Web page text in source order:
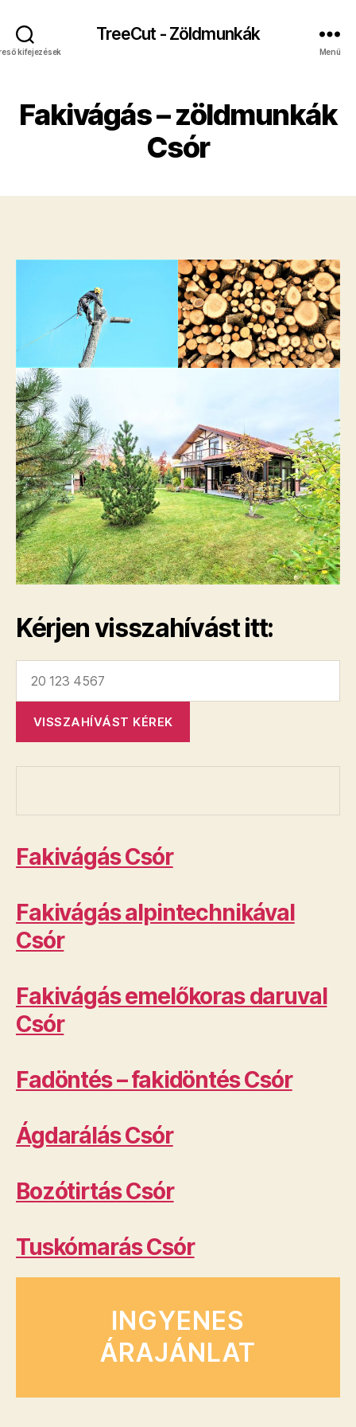
kifejezések
TreeCut - Zöldmunkák
Menü
Fakivágás – zöldmunkák
Csór
Kérjen visszahívást itt:
Fakivágás Csór
Fakivágás alpintechnikával
Csór
Fakivágás emelőkoras daruval
Csór
Fadöntés – fakidöntés Csór
Ágdarálás Csór
Bozótirtás Csór
Tuskómarás Csór
INGYENES
ÁRAJÁNLAT